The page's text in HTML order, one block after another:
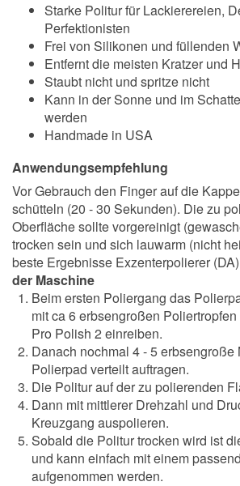
Starke Politur für Lackierereien,
Perfektionisten
Frei von Silikonen und füllenden
Entfernt die meisten Kratzer und
Staubt nicht und spritze nicht
Kann in der Sonne und im
werden
Handmade in USA
Anwendungsempfehlung
Vor Gebrauch den Finger auf die
schütteln (20 - 30 Sekunden). Die zu
Oberfläche sollte vorgereinigt
trocken sein und sich lauwarm (nicht
beste Ergebnisse Exzenterpolierer
der Maschine
Beim ersten Poliergang das
mit ca 6 erbsengroßen Poliertropfen
Pro Polish 2 einreiben.
Danach nochmal 4 - 5 erbsengroße
Polierpad verteilt auftragen.
Die Politur auf der zu polierenden
Dann mit mittlerer Drehzahl und
Kreuzgang auspolieren.
Sobald die Politur trocken wird ist
und kann einfach mit einem
aufgenommen werden.